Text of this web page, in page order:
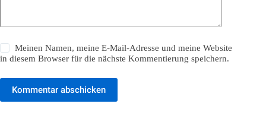
Meinen Namen, meine E-Mail-Adresse und meine Website
in diesem Browser für die nächste Kommentierung speichern.
Kommentar abschicken